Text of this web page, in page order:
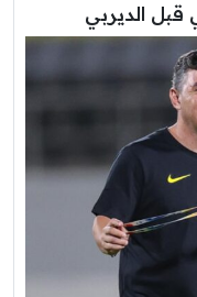
قبل الديربي